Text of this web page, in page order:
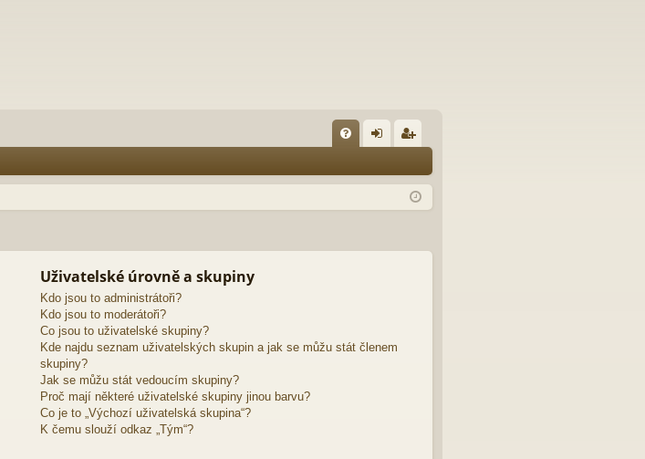
Q lá ist
Uživatelské úrovně a skupiny
Kdo jsou to administrátoři?
Kdo jsou to moderátoři?
Co jsou to uživatelské skupiny?
Kde najdu seznam uživatelských skupin a jak se můžu stát členem
skupiny?
Jak se můžu stát vedoucím skupiny?
Proč mají některé uživatelské skupiny jinou barvu?
Co je to „Výchozí uživatelská skupina“?
K čemu slouží odkaz „Tým“?